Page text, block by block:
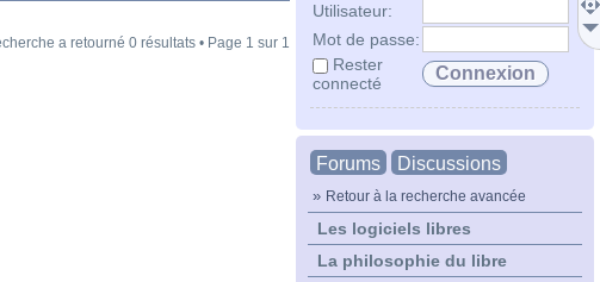
Utilisateur:
Mot de passe:
Rester
connecté
Forums Discussions
» Retour à la recherche avancée
Les logiciels libres
La philosophie du libre
a retourné 0 résultats • Page 1 sur 1